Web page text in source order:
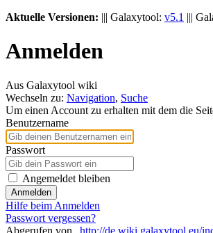
Aktuelle Versionen: ||| Galaxytool: v5.1 |||
Anmelden
Aus Galaxytool wiki
Wechseln zu: Navigation, Suche
Um einen Account zu erhalten mit dem die
Benutzername
Passwort
Angemeldet bleiben
Anmelden
Hilfe beim Anmelden
Passwort vergessen?
Abgerufen von „http://de.wiki.galaxytool.eu/